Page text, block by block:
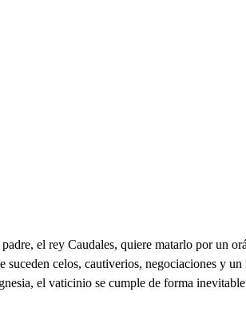
el rey Caudales, quiere matarlo por un
celos, cautiverios, negociaciones y
el vaticinio se cumple de forma